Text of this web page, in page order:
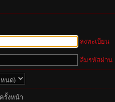
ลงทะเบียน
ลืมรหัสผ่าน
รั้งหน้า